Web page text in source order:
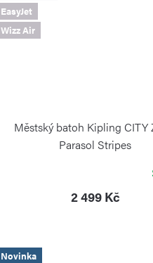
EasyJet
Wizz Air
Městský batoh Kipling CITY
Parasol Stripes
2 499 Kč
Novinka